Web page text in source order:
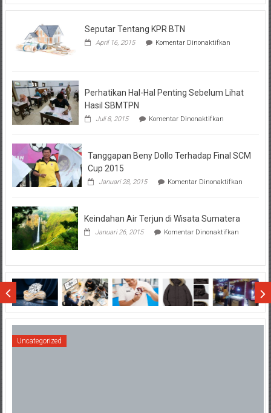
Seputar Tentang KPR BTN
April 16, 2015 Komentar Dinonaktifkanpada
Perhatikan Hal-Hal Penting Sebelum Lihat
Hasil SBMTPN
Juli 8, 2015 Komentar Dinonaktifkanpada
Hal-
Penting
Hasil
Tanggapan Beny Dollo Terhadap Final SCM
Cup 2015
Januari 28, 2015 Komentar Dinonaktifkanpada
Beny
Keindahan Air Terjun di Wisata Sumatera
Januari 26, 2015 Komentar Dinonaktifkanpada
di
Wisata
Sumatera
Uncategorized